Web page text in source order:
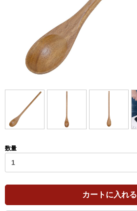
数量
カートに入れる